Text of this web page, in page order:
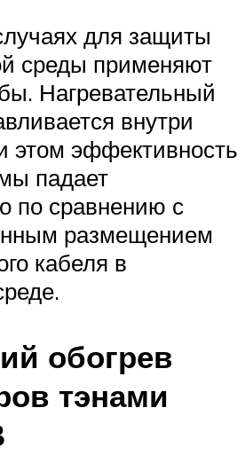
для защиты
среды применяют
Нагревательный
внутри
этом эффективность
падает
по сравнению с
размещением
кабеля в
обогрев
тэнами